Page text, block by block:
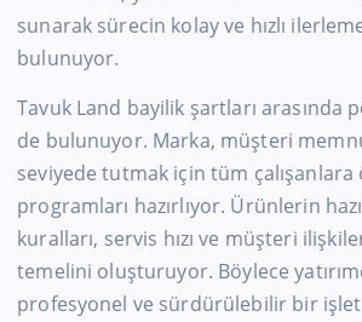
sunarak sürecin kolay ve hızlı
bulunuyor.
Tavuk Land bayilik şartları arasında
de bulunuyor. Marka, müşteri
seviyede tutmak için tüm çalışanlara
programları hazırlıyor. Ürünlerin
kuralları, servis hızı ve müşteri
temelini oluşturuyor. Böylece
profesyonel ve sürdürülebilir bir